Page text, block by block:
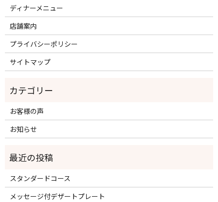
ディナーメニュー
店舗案内
プライバシーポリシー
サイトマップ
お客様の声
お知らせ
スタンダードコース
メッセージ付デザートプレート